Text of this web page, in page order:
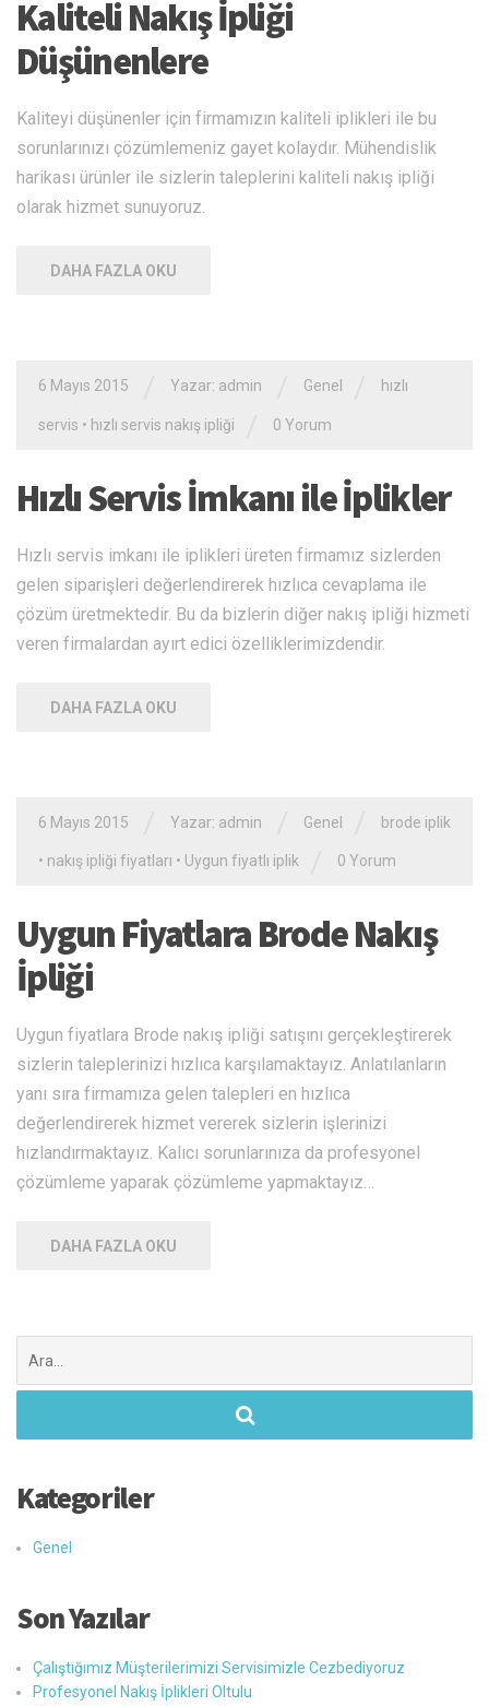
Kaliteli Nakış İpliği
Düşünenlere
Kaliteyi düşünenler için firmamızın kaliteli iplikleri ile bu
sorunlarınızı çözümlemeniz gayet kolaydır. Mühendislik
harikası ürünler ile sizlerin taleplerini kaliteli nakış ipliği
olarak hizmet sunuyoruz.
DAHA FAZLA OKU
6 Mayıs 2015 Yazar: admin Genel hızlı
servis • hızlı servis nakış ipliği 0 Yorum
Hızlı Servis İmkanı ile İplikler
Hızlı servis imkanı ile iplikleri üreten firmamız sizlerden
gelen siparişleri değerlendirerek hızlıca cevaplama ile
çözüm üretmektedir. Bu da bizlerin diğer nakış ipliği hizmeti
veren firmalardan ayırt edici özelliklerimizdendir.
DAHA FAZLA OKU
6 Mayıs 2015 Yazar: admin Genel brode iplik
• nakış ipliği fiyatları • Uygun fiyatlı iplik 0 Yorum
Uygun Fiyatlara Brode Nakış
İpliği
Uygun fiyatlara Brode nakış ipliği satışını gerçekleştirerek
sizlerin taleplerinizi hızlıca karşılamaktayız. Anlatılanların
yanı sıra firmamıza gelen talepleri en hızlıca
değerlendirerek hizmet vererek sizlerin işlerinizi
hızlandırmaktayız. Kalıcı sorunlarınıza da profesyonel
çözümleme yaparak çözümleme yapmaktayız…
DAHA FAZLA OKU
ara:
Kategoriler
Genel
Son Yazılar
Çalıştığımız Müşterilerimizi Servisimizle Cezbediyoruz
Profesyonel Nakış İplikleri Oltulu